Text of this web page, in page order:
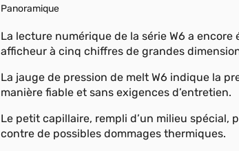
Panoramique
La lecture numérique de la série W6 a encore
afficheur à cinq chiffres de grandes
La jauge de pression de melt W6 indique la
manière fiable et sans exigences d’entretien.
Le petit capillaire, rempli d’un milieu spécial,
contre de possibles dommages thermiques.